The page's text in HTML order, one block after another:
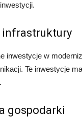
inwestycje w
Te inwestycje
gospodarki